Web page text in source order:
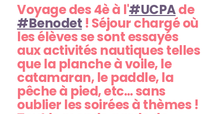
Voyage des 4è à l'#UCPAde
#Benodet ! Séjour chargé où
les élèves se sont essayés
aux activités nautiques telles
que la planche à voile, le
catamaran, le paddle, la
pêche à pied, etc… sans
oublier les soirées à thèmes !